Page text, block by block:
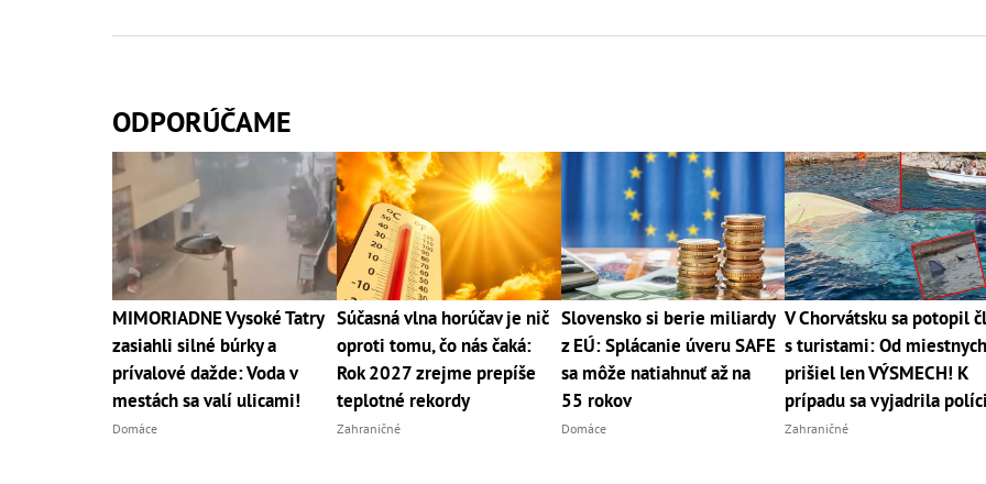
ODPORÚČAME
MIMORIADNE Vysoké Tatry
zasiahli silné búrky a
prívalové dažde: Voda v
mestách sa valí ulicami!
Domáce
Súčasná vlna horúčav je nič
oproti tomu, čo nás čaká:
Rok 2027 zrejme prepíše
teplotné rekordy
Zahraničné
Slovensko si berie miliardy
z EÚ: Splácanie úveru SAFE
sa môže natiahnuť až na
55 rokov
Domáce
V Chorvátsku sa potopil
s turistami: Od
prišiel len VÝSMECH! K
prípadu sa vyjadrila
Zahraničné